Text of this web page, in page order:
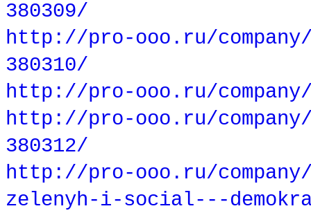
380309/
http://pro-ooo.ru/
380310/
http://pro-ooo.ru/
http://pro-ooo.ru/
380312/
http://pro-ooo.ru/
zelenyh-i-social---